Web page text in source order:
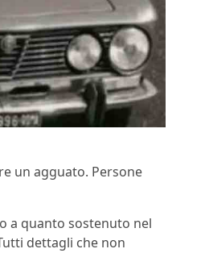
un agguato. Persone
a quanto sostenuto nel
dettagli che non